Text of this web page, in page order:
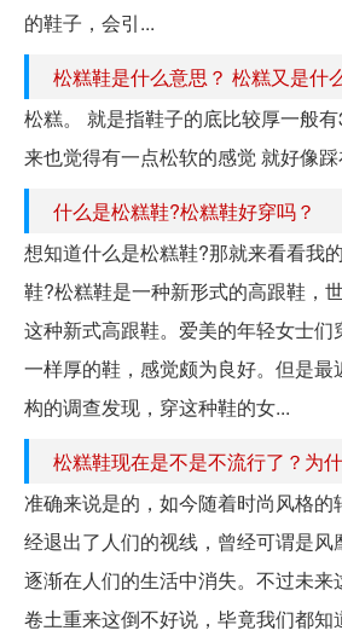
的鞋子，会引...
松糕鞋是什么意思？ 松糕又是什
松糕。 就是指鞋子的底比较厚一般
来也觉得有一点松软的感觉 就好像
什么是松糕鞋?松糕鞋好穿吗？
想知道什么是松糕鞋?那就来看看我
鞋?松糕鞋是一种新形式的高跟鞋，
这种新式高跟鞋。爱美的年轻女士
一样厚的鞋，感觉颇为良好。但是
构的调查发现，穿这种鞋的女...
松糕鞋现在是不是不流行了？为
准确来说是的，如今随着时尚风格的
经退出了人们的视线，曾经可谓是
逐渐在人们的生活中消失。不过未来
卷土重来这倒不好说，毕竟我们都知